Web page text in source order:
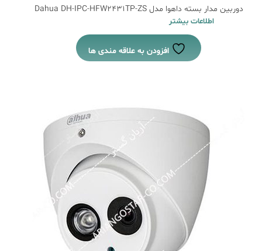
دوربین مدار بسته داهوا مدل Dahua DH-IPC-HFW2431TP-ZS
اطلاعات بیشتر
افزودن به علاقه مندی ها